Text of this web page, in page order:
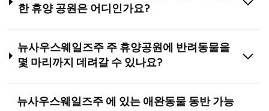
한 휴양 공원은 어디인가요?
뉴사우스웨일즈주 주 휴양공원에 반려동물을
몇 마리까지 데려갈 수 있나요?
뉴사우스웨일즈주 에 있는 애완동물 동반 가능